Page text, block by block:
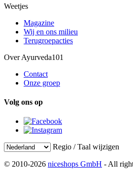
Weetjes
Magazine
Wij en ons milieu
Terugroepacties
Over Ayurveda101
Contact
Onze groep
Volg ons op
Regio / Taal wijzigen
© 2010-2026 niceshops GmbH - All